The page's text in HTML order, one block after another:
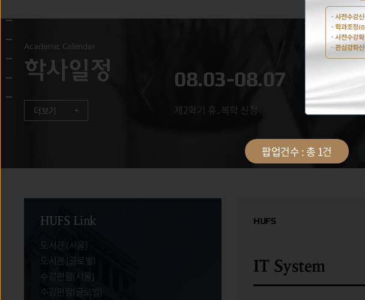
Academic Calendar
학사일정
더보기
기 학위수여식
08.03-08.07
제2학기 휴․복학 신청
HUFS
HUFS Link
HUFS Link
도서관 (서울)
도서관 (글로벌)
수강편람(서울)
수강편람(글로벌)
HUFS
IT System
팝업건수 : 총 1건